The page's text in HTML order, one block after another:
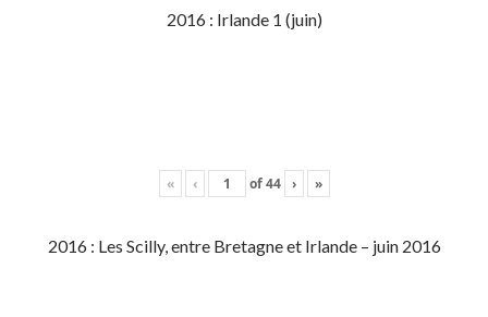
2016 : Irlande 1 (juin)
« ‹ of44 › »
2016 : Les Scilly, entre Bretagne et Irlande – juin 2016